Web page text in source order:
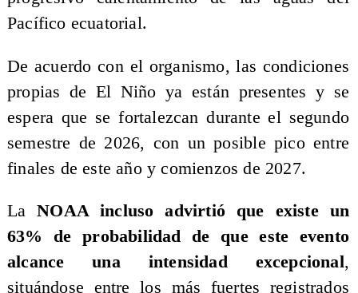
Pacífico ecuatorial.
De acuerdo con el organismo, las condiciones
propias de El Niño ya están presentes y se
espera que se fortalezcan durante el segundo
semestre de 2026, con un posible pico entre
finales de este año y comienzos de 2027.
LaNOAA incluso advirtió que existe un
63% de probabilidad de que este evento
alcance una intensidad excepcional,
situándose entre los más fuertes registrados